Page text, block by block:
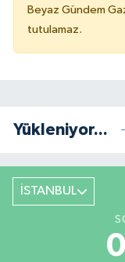
Beyaz Gündem
tutulamaz.
Yükleniyor...
İSTANBUL